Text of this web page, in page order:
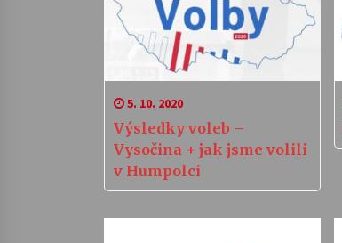
5. 10. 2020
Výsledky voleb –
Vysočina + jak jsme volili
v Humpolci